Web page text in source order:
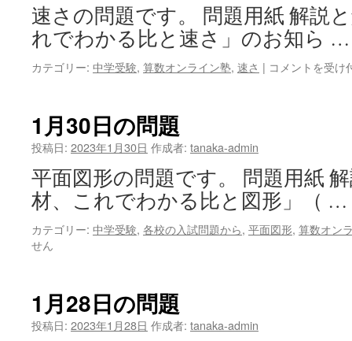
速さの問題です。 問題用紙 解説
れでわかる比と速さ」のお知ら
カテゴリー: 中学受験, 算数オンライン塾, 速さ | 2
は
コメントを受け
1月30日の問題
投稿日: 2023年1月30日 作成者: tanaka-admin
平面図形の問題です。 問題用紙
材、これでわかる比と図形」（ …
カテゴリー: 中学受験, 各校の入試問題から, 平面図形, 算数オン
せん
1月28日の問題
投稿日: 2023年1月28日 作成者: tanaka-admin